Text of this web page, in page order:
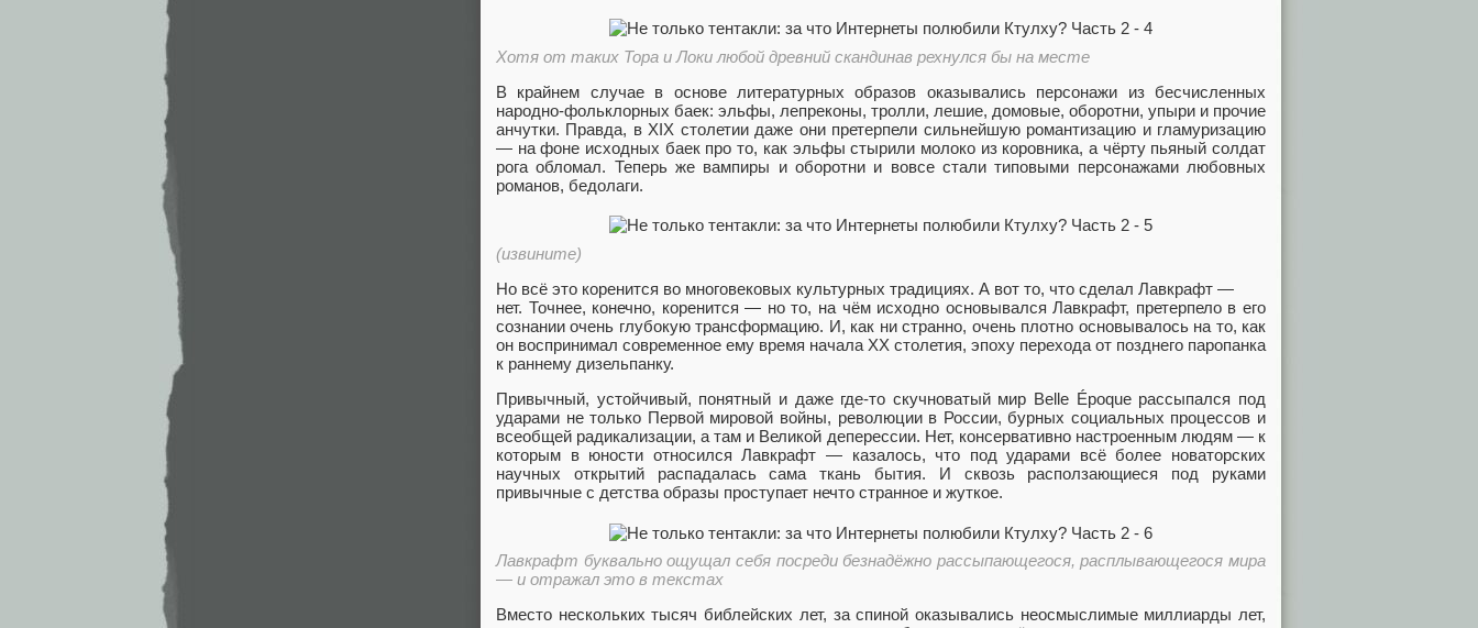
Хотя от таких Тора и Локи любой древний скандинав рехнулся бы на месте
В крайнем случае в основе литературных образов оказывались персонажи из бесчисленных
народно-фольклорных баек: эльфы, лепреконы, тролли, лешие, домовые, оборотни, упыри и прочие
анчутки. Правда, в XIX столетии даже они претерпели сильнейшую романтизацию и гламуризацию
— на фоне исходных баек про то, как эльфы стырили молоко из коровника, а чёрту пьяный солдат
рога обломал. Теперь же вампиры и оборотни и вовсе стали типовыми персонажами любовных
романов, бедолаги.
(извините)
Но всё это коренится во многовековых культурных традициях. А вот то, что сделал Лавкрафт —
нет. Точнее, конечно, коренится — но то, на чём исходно основывался Лавкрафт, претерпело в его
сознании очень глубокую трансформацию. И, как ни странно, очень плотно основывалось на то, как
он воспринимал современное ему время начала ХХ столетия, эпоху перехода от позднего паропанка
к раннему дизельпанку.
Привычный, устойчивый, понятный и даже где-то скучноватый мир Belle Époque рассыпался под
ударами не только Первой мировой войны, революции в России, бурных социальных процессов и
всеобщей радикализации, а там и Великой деперессии. Нет, консервативно настроенным людям — к
которым в юности относился Лавкрафт — казалось, что под ударами всё более новаторских
научных открытий распадалась сама ткань бытия. И сквозь расползающиеся под руками
привычные с детства образы проступает нечто странное и жуткое.
Лавкрафт буквально ощущал себя посреди безнадёжно рассыпающегося, расплывающегося мира
— и отражал это в текстах
Вместо нескольких тысяч библейских лет, за спиной оказывались неосмыслимые миллиарды лет,